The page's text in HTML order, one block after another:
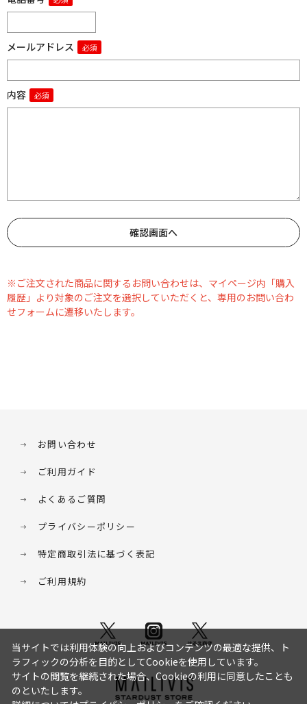
メールアドレス
内容
※ご注文された商品に関するお問い合わせは、マイページ内「購入
履歴」より対象のご注文を選択していただくと、専用のお問い合わ
せフォームに遷移いたします。
お問い合わせ
ご利用ガイド
よくあるご質問
プライバシーポリシー
特定商取引法に基づく表記
ご利用規約
当サイトでは利用体験の向上およびコンテンツの最適な提供、ト
ラフィックの分析を目的としてCookieを使用しています。
サイトの閲覧を継続された場合、Cookieの利用に同意したことも
のといたします。